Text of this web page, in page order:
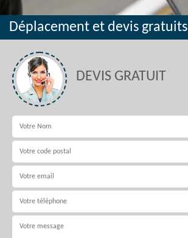
Déplacement et devis gratuits
DEVIS GRATUIT